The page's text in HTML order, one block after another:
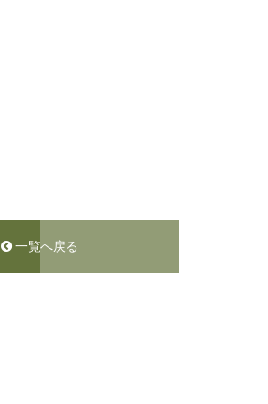
一覧へ戻る